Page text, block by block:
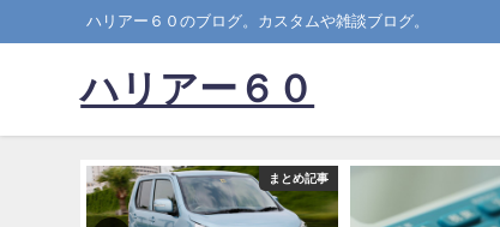
ハリアー６０のブログ。カスタムや雑談ブログ。
ハリアー６０
まとめ記事